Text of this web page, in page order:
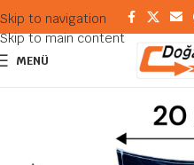
Skip to navigation
Skip to main content
MENÜ